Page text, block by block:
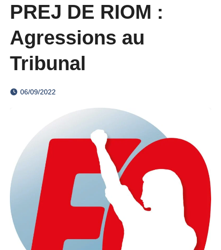
PREJ DE RIOM :
Agressions au
Tribunal
06/09/2022